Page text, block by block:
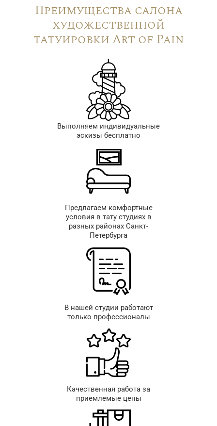
Преимущества салона
художественной
татуировки Art of Pain
Выполняем индивидуальные
эскизы бесплатно
Предлагаем комфортные
условия в тату студиях в
разных районах Санкт-
Петербурга
В нашей студии работают
только профессионалы
Качественная работа за
приемлемые цены